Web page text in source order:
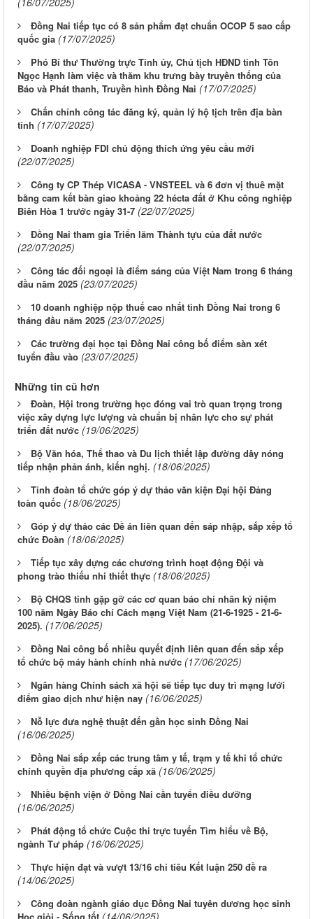
Đồng Nai tiếp tục có 8 sản phẩm đạt chuẩn OCOP 5 sao cấp
quốc gia (17/07/2025)
Phó Bí thư Thường trực Tỉnh ủy, Chủ tịch HĐND tỉnh Tôn
Ngọc Hạnh làm việc và thăm khu trưng bày truyền thống của
Báo và Phát thanh, Truyền hình Đồng Nai (17/07/2025)
Chấn chỉnh công tác đăng ký, quản lý hộ tịch trên địa bàn
tỉnh (17/07/2025)
Doanh nghiệp FDI chủ động thích ứng yêu cầu mới
(22/07/2025)
Công ty CP Thép VICASA - VNSTEEL và 6 đơn vị thuê mặt
bằng cam kết bàn giao khoảng 22 hécta đất ở Khu công nghiệp
Biên Hòa 1 trước ngày 31-7 (22/07/2025)
Đồng Nai tham gia Triển lãm Thành tựu của đất nước
(22/07/2025)
Công tác đối ngoại là điểm sáng của Việt Nam trong 6 tháng
đầu năm 2025 (23/07/2025)
10 doanh nghiệp nộp thuế cao nhất tỉnh Đồng Nai trong 6
tháng đầu năm 2025 (23/07/2025)
Các trường đại học tại Đồng Nai công bố điểm sàn xét
tuyển đầu vào (23/07/2025)
Những tin cũ hơn
Đoàn, Hội trong trường học đóng vai trò quan trọng trong
việc xây dựng lực lượng và chuẩn bị nhân lực cho sự phát
triển đất nước (19/06/2025)
Bộ Văn hóa, Thể thao và Du lịch thiết lập đường dây nóng
tiếp nhận phản ánh, kiến nghị. (18/06/2025)
Tỉnh đoàn tổ chức góp ý dự thảo văn kiện Đại hội Đảng
toàn quốc (18/06/2025)
Góp ý dự thảo các Đề án liên quan đến sáp nhập, sắp xếp tổ
chức Đoàn (18/06/2025)
Tiếp tục xây dựng các chương trình hoạt động Đội và
phong trào thiếu nhi thiết thực (18/06/2025)
Bộ CHQS tỉnh gặp gỡ các cơ quan báo chí nhân kỷ niệm
100 năm Ngày Báo chí Cách mạng Việt Nam (21-6-1925 - 21-6-
2025). (17/06/2025)
Đồng Nai công bố nhiều quyết định liên quan đến sắp xếp
tổ chức bộ máy hành chính nhà nước (17/06/2025)
Ngân hàng Chính sách xã hội sẽ tiếp tục duy trì mạng lưới
điểm giao dịch như hiện nay (16/06/2025)
Nỗ lực đưa nghệ thuật đến gần học sinh Đồng Nai
(16/06/2025)
Đồng Nai sắp xếp các trung tâm y tế, trạm y tế khi tổ chức
chính quyền địa phương cấp xã (16/06/2025)
Nhiều bệnh viện ở Đồng Nai cần tuyển điều dưỡng
(16/06/2025)
Phát động tổ chức Cuộc thi trực tuyến Tìm hiểu về Bộ,
ngành Tư pháp (16/06/2025)
Thực hiện đạt và vượt 13/16 chỉ tiêu Kết luận 250 đề ra
(14/06/2025)
Công đoàn ngành giáo dục Đồng Nai tuyên dương học sinh
(14/06/2025)